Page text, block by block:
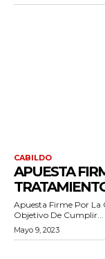
CABILDO
APUESTA
Apuesta Firme Por La
Objetivo De Cumplir...
Mayo 9, 2023